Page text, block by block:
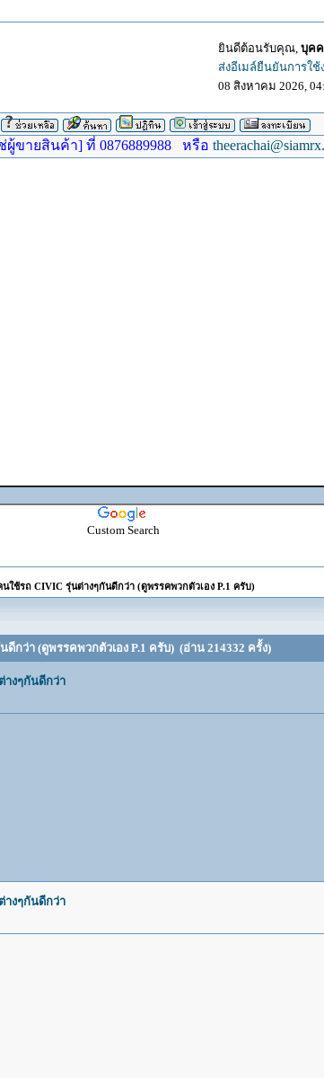
ยินดีต้อนรับคุณ, บุค
ส่งอีเมล์ยืนยันการใช้
08 สิงหาคม 2026,
ขายสินค้า] ที่ 0876889988 หรือ
Custom Search
ใช้รถ CIVIC รุ่นต่างๆกันดีกว่า (ดูพรรคพวกตัวเอง P.1 ครับ)
ว่า (ดูพรรคพวกตัวเอง P.1 ครับ) (อ่าน 214332 ครั้ง)
างๆกันดีกว่า
างๆกันดีกว่า